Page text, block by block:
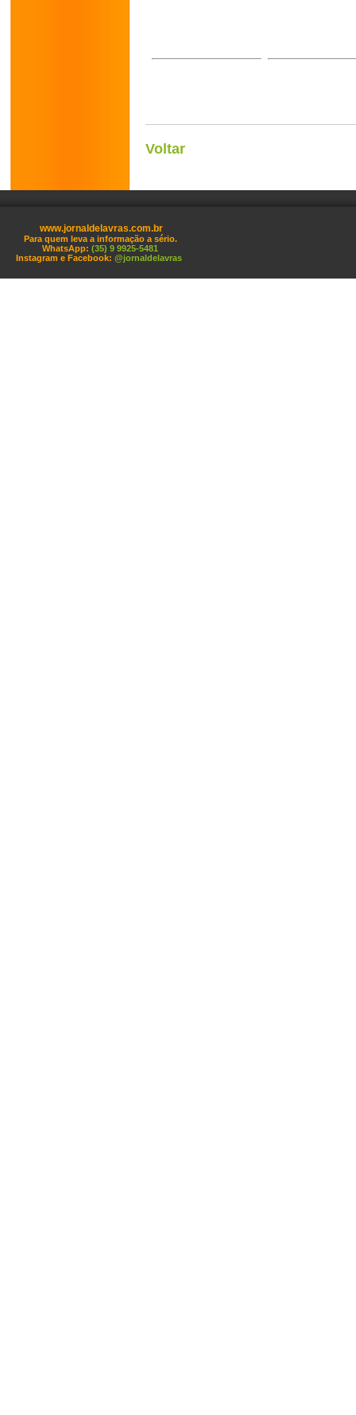
Voltar
www.jornaldelavras.com.br
Para quem leva a informação a sério.
WhatsApp: (35) 9 9925-5481
Instagram e Facebook: @jornaldelavras